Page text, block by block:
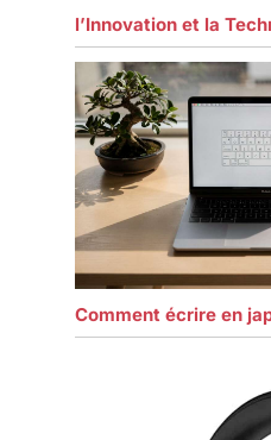
l’Innovation et la
Comment écrire en